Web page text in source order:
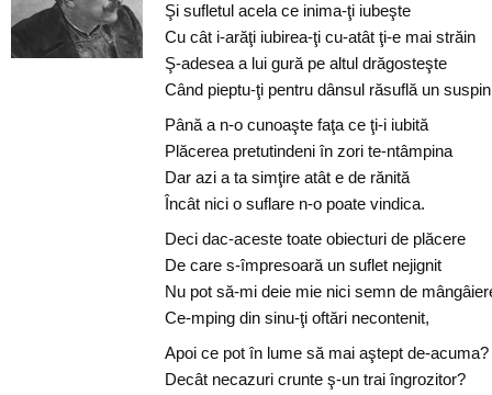
Şi sufletul acela ce inima-ţi iubeşte
Cu cât i-arăţi iubirea-ţi cu-atât ţi-e mai străin
Ş-adesea a lui gură pe altul drăgosteşte
Când pieptu-ţi pentru dânsul răsuflă un
Până a n-o cunoaşte faţa ce ţi-i iubită
Plăcerea pretutindeni în zori te-ntâmpina
Dar azi a ta simţire atât e de rănită
Încât nici o suflare n-o poate vindica.
Deci dac-aceste toate obiecturi de plăcere
De care s-împresoară un suflet nejignit
Nu pot să-mi deie mie nici semn de
Ce-mping din sinu-ţi oftări necontenit,
Apoi ce pot în lume să mai aştept de-acuma?
Decât necazuri crunte ş-un trai îngrozitor?